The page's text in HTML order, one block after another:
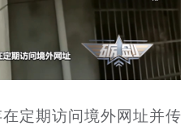
定期访问境外网址并传